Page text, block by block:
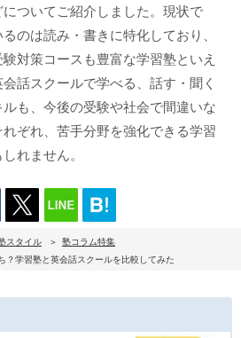
ついてご紹介しました。現状で
のは読み・書きに特化しており、
対策コースも豊富な学習塾といえ
話スクールで学べる、話す・聞く
も、今後の受験や社会で間違いな
ぞれ、苦手分野を強化できる学習
れません。
スタイル
塾コラム特集
？学習塾と英会話スクールを比較してみた